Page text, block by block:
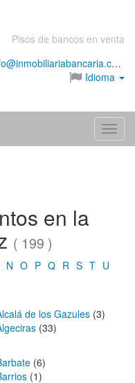
Pisos de bancos en venta
info@inmobiliariabancaria.com
Idioma
Menú
en la
( 199 )
N O P Q R S T U
de los Gazules (3)
(33)
(6)
(1)